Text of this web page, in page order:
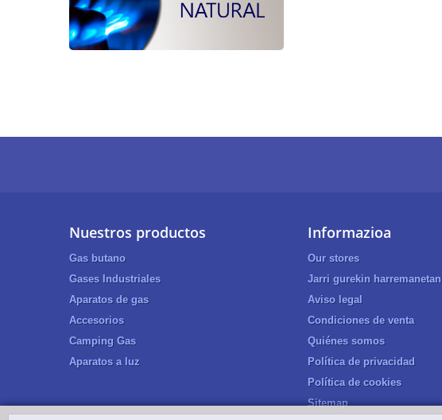
Nuestros productos
Gas butano
Gases Industriales
Aparatos de gas
Accesorios
Camping Gas
Aparatos a luz
Informazioa
Our stores
Jarri gurekin harremanetan
Aviso legal
Condiciones de venta
Quiénes somos
Política de privacidad
Política de cookies
Sitemap